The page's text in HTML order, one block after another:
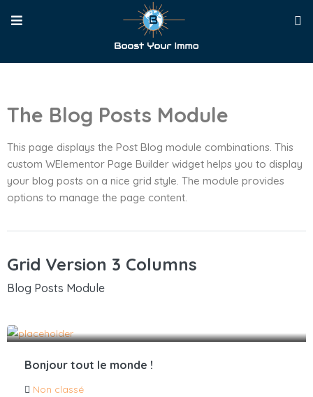
The Blog Posts Module
This page displays the Post Blog module combinations. This
custom WElementor Page Builder widget helps you to display
your blog posts on a nice grid style. The module provides
options to manage the page content.
Grid Version 3 Columns
Blog Posts Module
Bonjour tout le monde !
Non classé